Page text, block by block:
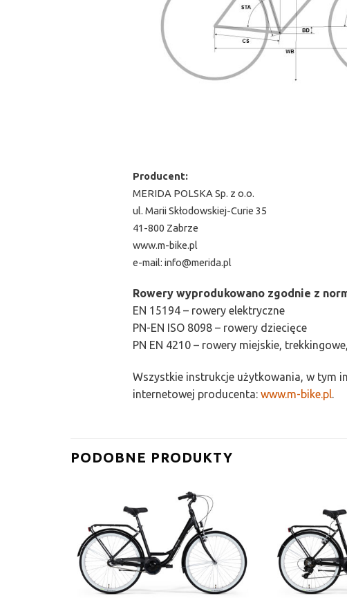
Producent:
MERIDA POLSKA Sp. z o.o.
ul. Marii Skłodowskiej-Curie 35
41-800 Zabrze
www.m-bike.pl
e-mail: info@merida.pl
Rowery wyprodukowano zgodnie z
EN 15194 – rowery elektryczne
PN-EN ISO 8098 – rowery dziecięce
PN EN 4210 – rowery miejskie,
Wszystkie instrukcje użytkowania, w tym
internetowej producenta: www.m-bike.pl.
PODOBNE PRODUKTY